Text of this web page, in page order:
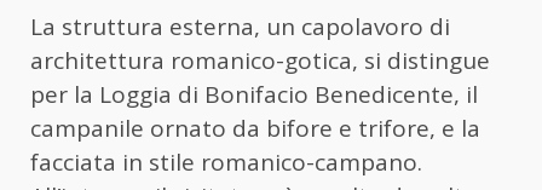
La struttura esterna, un capolavoro di
architettura romanico-gotica, si distingue
per la Loggia di Bonifacio Benedicente, il
campanile ornato da bifore e trifore, e la
facciata in stile romanico-campano.